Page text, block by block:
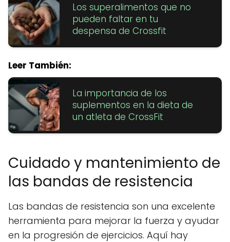
Los superalimentos que no
pueden faltar en tu
despensa de Crossfit
Leer También:
La importancia de los
suplementos en la dieta de
un atleta de CrossFit
Cuidado y mantenimiento de
las bandas de resistencia
Las bandas de resistencia son una excelente
herramienta para mejorar la fuerza y ayudar
en la progresión de ejercicios. Aquí hay